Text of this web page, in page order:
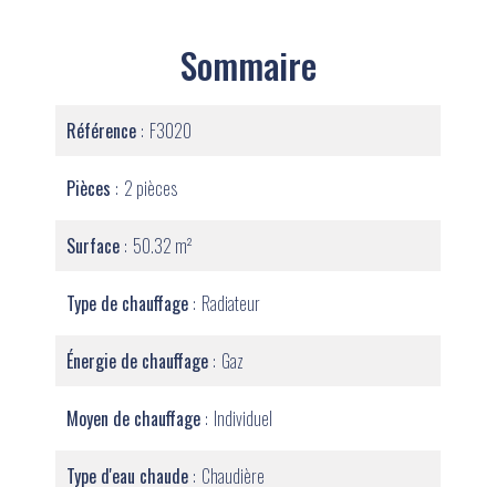
Sommaire
Référence F3020
Pièces 2 pièces
Surface 50.32 m²
Type de chauffage Radiateur
Énergie de chauffage Gaz
Moyen de chauffage Individuel
Type d'eau chaude Chaudière